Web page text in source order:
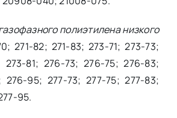
полиэтилена низкого
271-82; 271-83; 273-71; 273-73;
81; 276-73; 276-75; 276-83;
95; 277-73; 277-75; 277-83;
95.